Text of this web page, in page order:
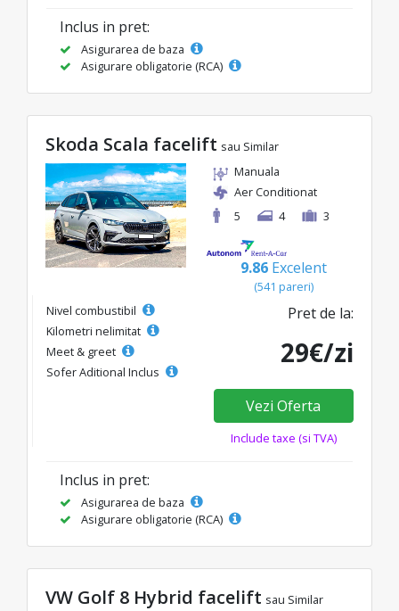
Inclus in pret:
Asigurarea de baza
Asigurare obligatorie (RCA)
Skoda Scala facelift sau Similar
Manuala
Aer Conditionat
5
4 3
9.86 Excelent
(541 pareri)
Nivel combustibil
Kilometri nelimitat
Meet & greet
Sofer Aditional Inclus
Pret de la:
29€/zi
Vezi Oferta
Include taxe (si TVA)
Inclus in pret:
Asigurarea de baza
Asigurare obligatorie (RCA)
VW Golf 8 Hybrid facelift sau Similar